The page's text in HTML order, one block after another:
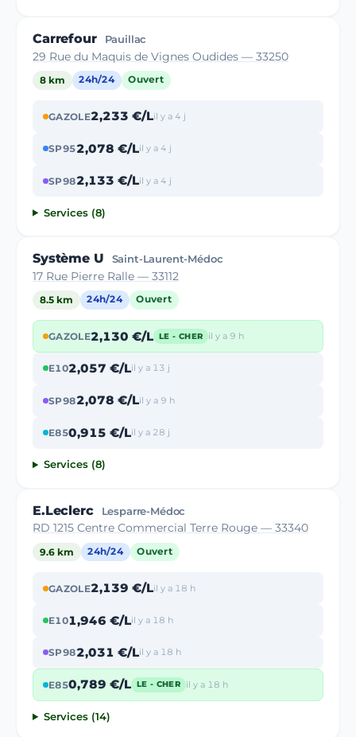
Carrefour Pauillac
29 Rue du Maquis de Vignes Oudides — 33250
8 km 24h/24 Ouvert
GAZOLE2,233 €/Lil y a 4 j
SP952,078 €/Lil y a 4 j
SP982,133 €/Lil y a 4 j
Services (8)
Système U Saint-Laurent-Médoc
17 Rue Pierre Ralle — 33112
8.5 km 24h/24 Ouvert
GAZOLE2,130 €/L LE - CHER il y a 9 h
E102,057 €/Lil y a 13 j
SP982,078 €/Lil y a 9 h
E850,915 €/Lil y a 28 j
Services (8)
E.Leclerc Lesparre-Médoc
RD 1215 Centre Commercial Terre Rouge — 33340
9.6 km 24h/24 Ouvert
GAZOLE2,139 €/Lil y a 18 h
E101,946 €/Lil y a 18 h
SP982,031 €/Lil y a 18 h
E850,789 €/L LE - CHER il y a 18 h
Services (14)